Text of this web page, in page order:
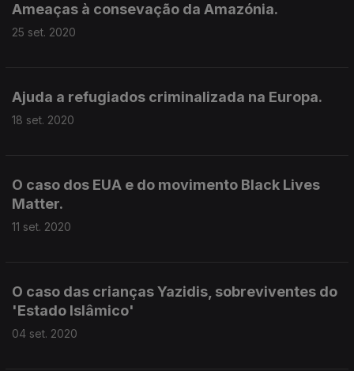
Ameaças à consevação da Amazónia.
25 set. 2020
Ajuda a refugiados criminalizada na Europa.
18 set. 2020
O caso dos EUA e do movimento Black Lives
Matter.
11 set. 2020
O caso das crianças Yazidis, sobreviventes do
'Estado Islâmico'
04 set. 2020